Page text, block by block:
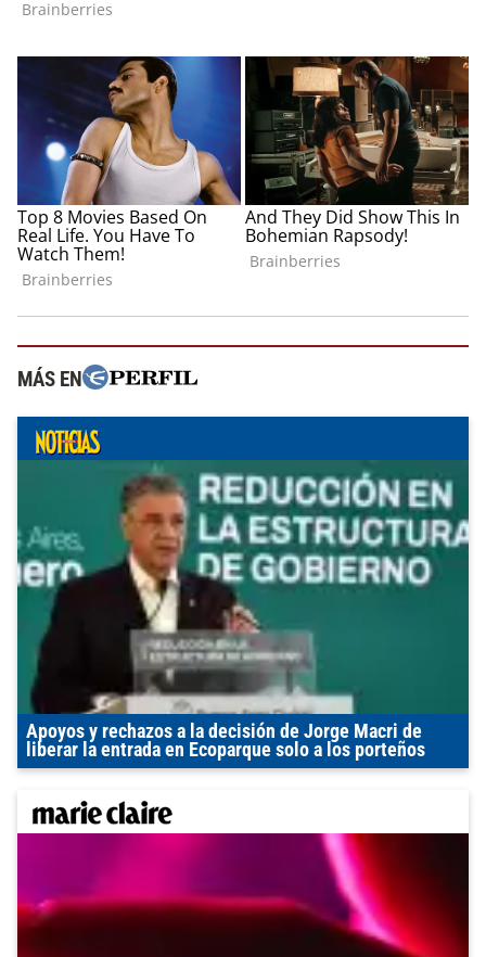
MÁS EN
Apoyos y rechazos a la decisión de Jorge Macri de
liberar la entrada en Ecoparque solo a los porteños